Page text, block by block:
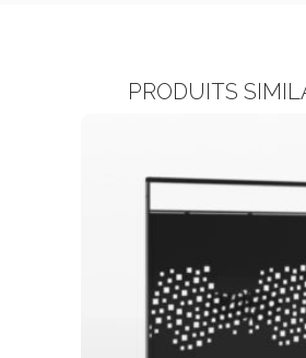
PRODUITS